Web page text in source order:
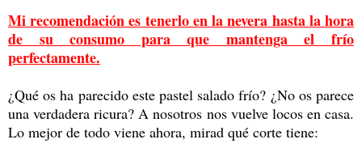
Mi recomendación es tenerlo en la nevera hasta la hora
de su consumo para que mantenga el frío
perfectamente.
¿Qué os ha parecido este pastel salado frío? ¿No os parece
una verdadera ricura? A nosotros nos vuelve locos en casa.
Lo mejor de todo viene ahora, mirad qué corte tiene: